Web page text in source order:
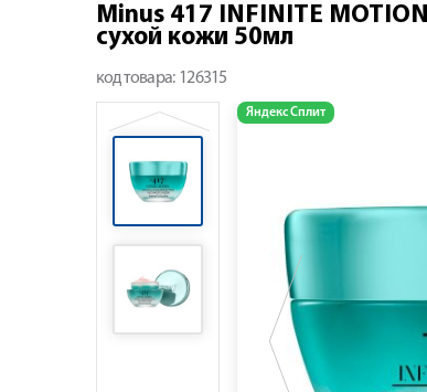
Minus 417 INFINITE
сухой кожи 50мл
код товара: 126315
Яндекс Сплит